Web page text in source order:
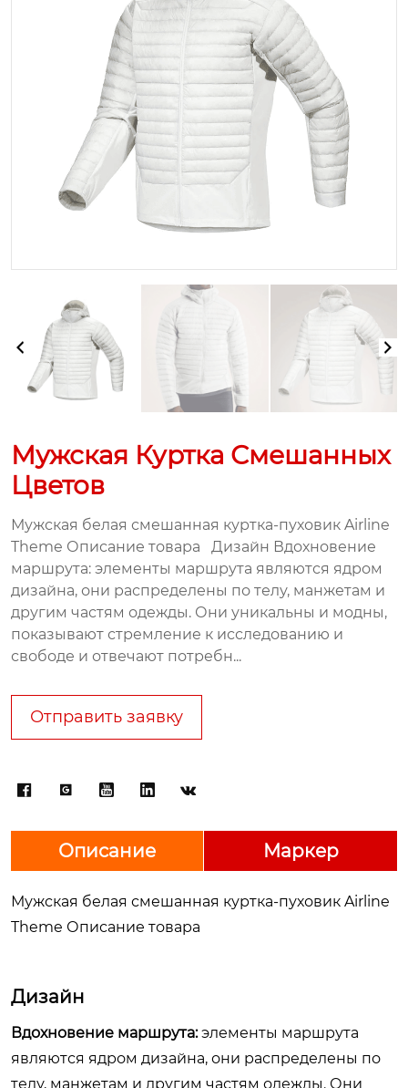
Мужская Куртка Смешанных
Цветов
Мужская белая смешанная куртка-пуховик Airline
Theme Описание товара Дизайн Вдохновение
маршрута: элементы маршрута являются ядром
дизайна, они распределены по телу, манжетам и
другим частям одежды. Они уникальны и модны,
показывают стремление к исследованию и
свободе и отвечают потребн...
Отправить заявку
    
Описание Маркер
Мужская белая смешанная куртка-пуховик Airline
Theme Описание товара
Дизайн
Вдохновение маршрута:элементы маршрута
являются ядром дизайна, они распределены по
телу, манжетам и другим частям одежды. Они